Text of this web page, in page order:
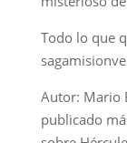
Todo lo que
Autor: Mario
publicado